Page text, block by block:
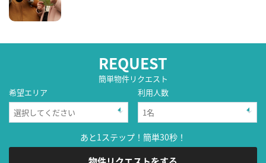
REQUEST
簡単物件リクエスト
希望エリア
利用人数
あと1ステップ！簡単30秒！